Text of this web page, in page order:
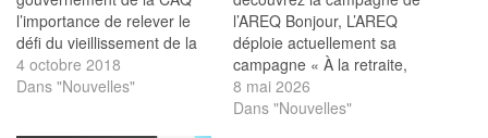
l’importance de relever le
défi du vieillissement de la
population. Québec, le 2
octobre 2018 –
4 octobre 2018
Dans "Nouvelles"
l’AREQ Bonjour, L’AREQ
déploie actuellement sa
campagne « À la retraite,
pas en retrait », diffusée
dans différents médias et
8 mai 2026
Dans "Nouvelles"